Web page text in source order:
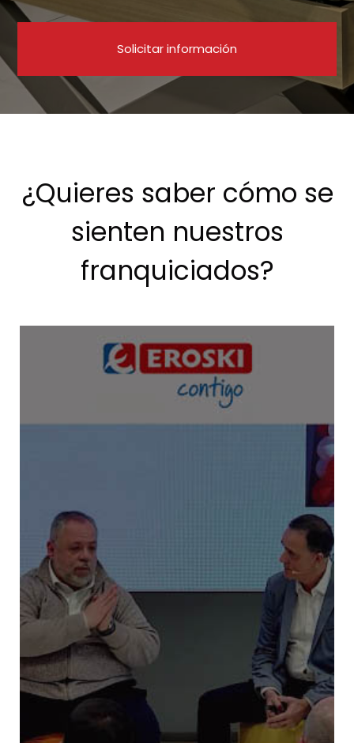
Solicitar información
¿Quieres saber cómo se
sienten nuestros
franquiciados?